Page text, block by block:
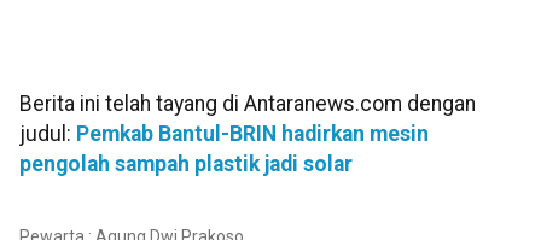
Berita ini telah tayang di Antaranews.com dengan
judul: Pemkab Bantul-BRIN hadirkan mesin
pengolah sampah plastik jadi solar